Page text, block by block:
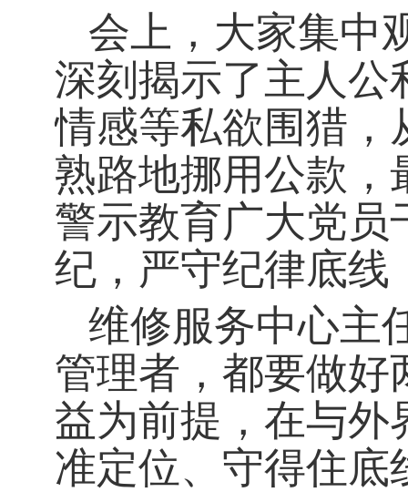
会上，大家集中
深刻揭示了主人公
情感等私欲围猎，
熟路地挪用公款，
警示教育广大党员
纪，严守纪律底线
维修服务中心主
管理者，都要做好
益为前提，在与外
准定位、守得住底